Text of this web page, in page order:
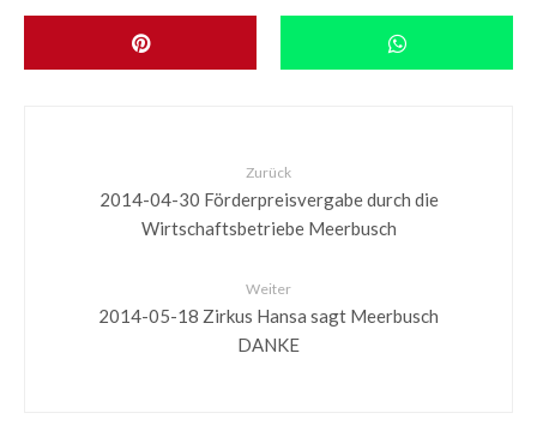
Zurück
2014-04-30 Förderpreisvergabe durch die
Wirtschaftsbetriebe Meerbusch
Weiter
2014-05-18 Zirkus Hansa sagt Meerbusch
DANKE